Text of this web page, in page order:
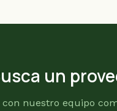
un
con nuestro equipo